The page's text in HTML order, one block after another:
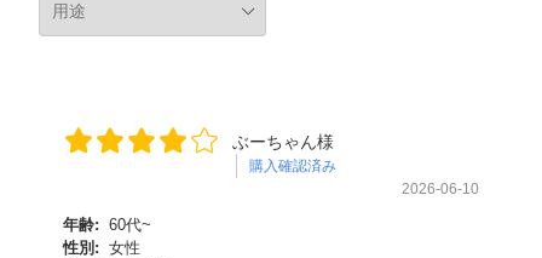
ぶーちゃん様
購入確認済み
2026-06-10
年齢: 60代~
性別: 女性